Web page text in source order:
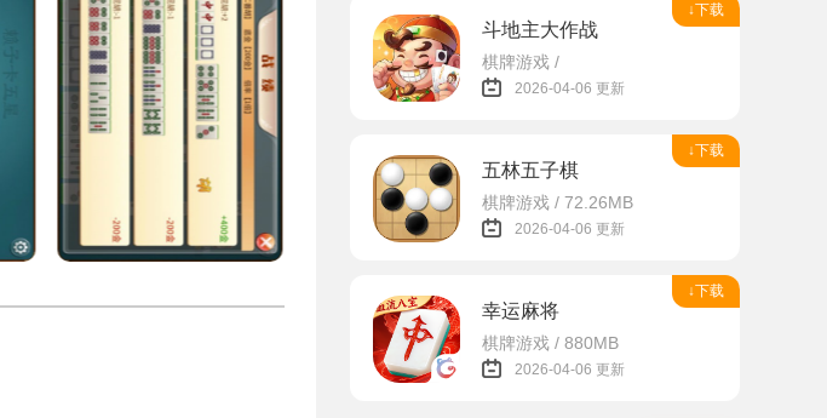
↓下载
斗地主大作战
棋牌游戏 /
2026-04-06 更新
↓下载
五林五子棋
棋牌游戏 / 72.26MB
2026-04-06 更新
↓下载
幸运麻将
棋牌游戏 / 880MB
2026-04-06 更新